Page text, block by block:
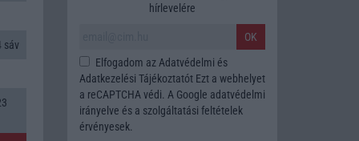
sáv
hírlevelére
OK
Elfogadom az Adatvédelmi és
Adatkezelési TájékoztatótEzt a webhelyet
a reCAPTCHA védi. A Google adatvédelmi
irányelve és a szolgáltatási feltételek
érvényesek.